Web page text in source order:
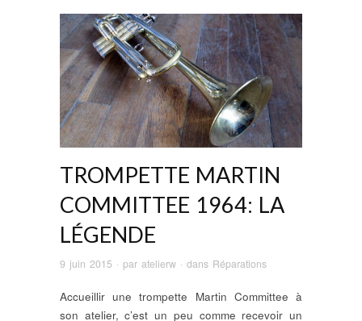
TROMPETTE MARTIN
COMMITTEE 1964: LA
LÉGENDE
9 juin 2015 · par atelierw · dans Réparations
Accueillir une trompette Martin Committee à
son atelier, c’est un peu comme recevoir un